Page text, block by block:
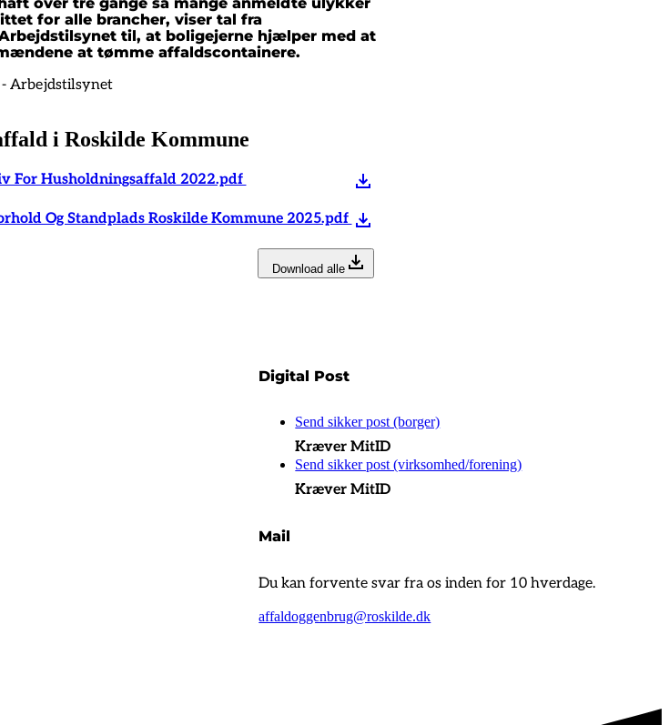
over tre gange så mange anmeldte ulykker
for alle brancher, viser tal fra
til, at boligejerne hjælper med at
at tømme affaldscontainere.
- Arbejdstilsynet
i Roskilde Kommune
For Husholdningsaffald 2022.pdf
Og Standplads Roskilde Kommune 2025.pdf
Download alle
Digital Post
Send sikker post (borger)
Kræver MitID
Send sikker post (virksomhed/forening)
Kræver MitID
Mail
Du kan forvente svar fra os inden for 10 hverdage.
affaldoggenbrug@roskilde.dk